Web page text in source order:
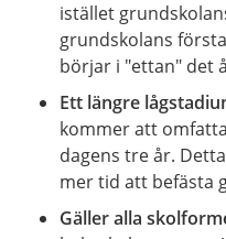
istället
grundskolans
börjar i "ettan" det
Ett längre
kommer att
dagens tre år.
mer tid att befästa
Gäller alla